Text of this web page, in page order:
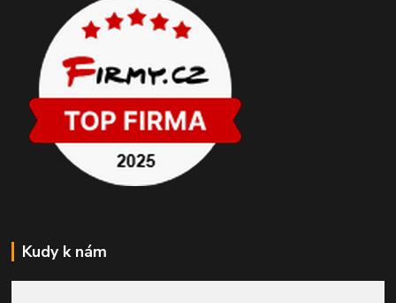
Kudy k nám